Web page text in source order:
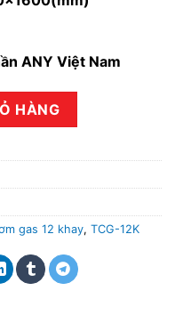
ANY Việt Nam
lượng
HÀNG
gas 12 khay, TCG-12K